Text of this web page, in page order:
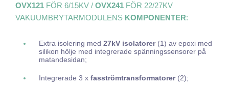
OVX121 FÖR 6/15KV / OVX241 FÖR 22/27KV
VAKUUMBRYTARMODULENS KOMPONENTER:
Extra isolering med 27kV isolatorer(1) av epoxi med
silikon hölje med integrerade spänningssensorer på
matandesidan;
Integrerade 3 x fasströmtransformatorer(2);